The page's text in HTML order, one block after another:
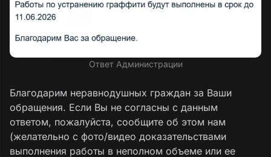
Ответ Администрации
Благодарим неравнодушных граждан за Ваши
обращения. Если Вы не согласны с данным
ответом, пожалуйста, сообщите об этом нам
(желательно с фото/видео доказательствами
выполнения работы в неполном объеме или ее